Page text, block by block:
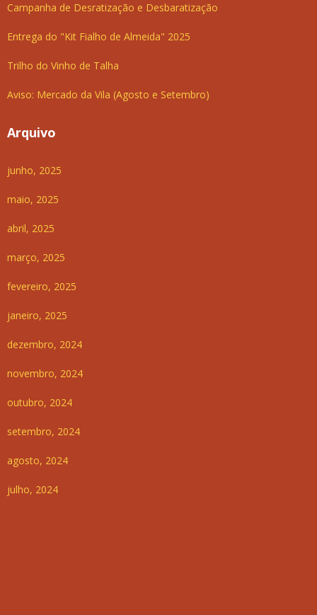
Campanha de Desratização e Desbaratização
Entrega do "Kit Fialho de Almeida" 2025
Trilho do Vinho de Talha
Aviso: Mercado da Vila (Agosto e Setembro)
Arquivo
junho, 2025
maio, 2025
abril, 2025
março, 2025
fevereiro, 2025
janeiro, 2025
dezembro, 2024
novembro, 2024
outubro, 2024
setembro, 2024
agosto, 2024
julho, 2024